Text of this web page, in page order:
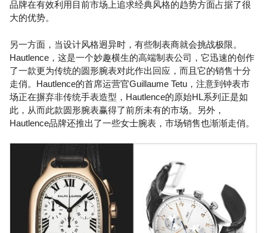
品牌在有效利用目前市场上追求经典风格的趋势方面占据了很
大的优势。
另一方面，当设计风格迥异时，有些制表商就会挑战极限。
Hautlence，这是一个妙趣横生的高端制表公司，它迅速的创作
了一款更为传统的圆形腕表对此作出回应，而且它的销售十分
走俏。Hautlence的首席运营官Guillaume Tetu，注意到钟表市
场正在摒弃非传统手表造型，Hautlence的原始HL系列正是如
此，从而此款圆形腕表赢得了前所未有的市场。另外，
Hautlence品牌还推出了一些女士腕表，市场销售也渐渐走俏。